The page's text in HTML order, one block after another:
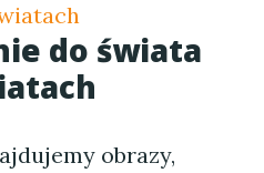
do świata
obrazy,